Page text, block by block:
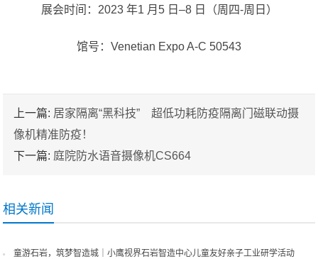
展会时间：2023 年1 月5 日–8 日（周四-周日）
馆号：Venetian Expo A-C 50543
上一篇: 居家隔离“黑科技” 超低功耗防疫隔离门磁联动摄
像机精准防疫！
下一篇: 庭院防水语音摄像机CS664
相关新闻
童游石岩，筑梦智造城｜小鹰视界石岩智造中心儿童友好亲子工业研学活动